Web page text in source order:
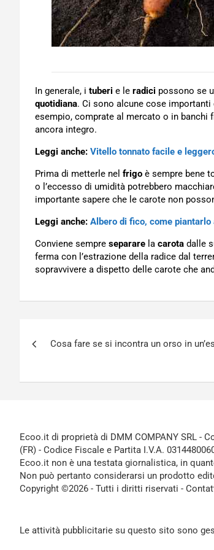
In generale, i tuberi e le radici possono se
quotidiana. Ci sono alcune cose
esempio, comprate al mercato o in
ancora integro.
Leggi anche: Vitello tonnato facile e
Prima di metterle nel frigo è sempre bene
o l’eccesso di umidità potrebbero
importante sapere che le carote non
Leggi anche: Albero di fico, come
Conviene sempre separare la carota dalle
ferma con l’estrazione della radice dal
sopravvivere a dispetto delle carote che
Cosa fare se si incontra un orso in
Ecoo.it di proprietà di DMM COMPANY SRL -
(FR) - Codice Fiscale e Partita I.V.A.
Ecoo.it non è una testata giornalistica, in
Non può pertanto considerarsi un prodotto
Copyright ©2026 - Tutti i diritti riservati -
Le attività pubblicitarie su questo sito sono